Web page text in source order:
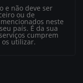
e não deve ser
ou de
neste
país. É da sua
cumprem
os utilizar.